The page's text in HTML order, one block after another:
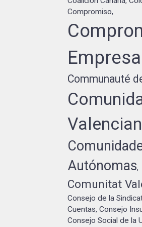
Compromiso,
Communauté
Autónomas,
Comunitat
Consejo de la
Cuentas,Consejo
Consejo Social de la